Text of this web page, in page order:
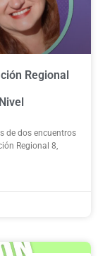
Regional
de dos encuentros
Regional 8,